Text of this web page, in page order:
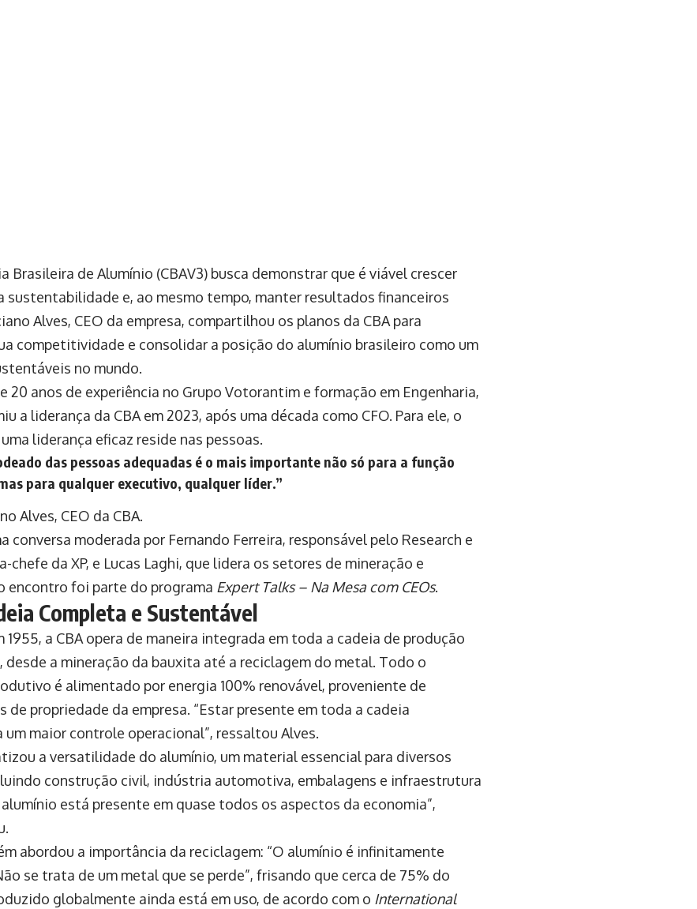
Brasileira de Alumínio (CBAV3) busca demonstrar que é viável crescer
sustentabilidade e, ao mesmo tempo, manter resultados financeiros
Alves, CEO da empresa, compartilhou os planos da CBA para
competitividade e consolidar a posição do alumínio brasileiro como um
no mundo.
20 anos de experiência no Grupo Votorantim e formação em Engenharia,
a liderança da CBA em 2023, após uma década como CFO. Para ele, o
liderança eficaz reside nas pessoas.
das pessoas adequadas é o mais importante não só para a função
para qualquer executivo, qualquer líder.”
Alves, CEO da CBA.
conversa moderada por Fernando Ferreira, responsável pelo Research e
da XP, e Lucas Laghi, que lidera os setores de mineração e
encontro foi parte do programa Expert Talks – Na Mesa com CEOs.
Completa e Sustentável
1955, a CBA opera de maneira integrada em toda a cadeia de produção
desde a mineração da bauxita até a reciclagem do metal. Todo o
é alimentado por energia 100% renovável, proveniente de
de propriedade da empresa. “Estar presente em toda a cadeia
um maior controle operacional”, ressaltou Alves.
a versatilidade do alumínio, um material essencial para diversos
construção civil, indústria automotiva, embalagens e infraestrutura
está presente em quase todos os aspectos da economia”,
abordou a importância da reciclagem: “O alumínio é infinitamente
se trata de um metal que se perde”, frisando que cerca de 75% do
globalmente ainda está em uso, de acordo com o International